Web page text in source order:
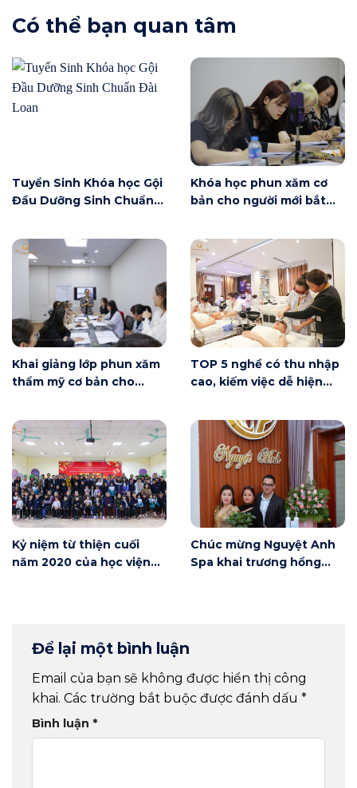
Có thể bạn quan tâm
Tuyển Sinh Khóa học Gội
Đầu Dưỡng Sinh Chuẩn
Khóa học phun xăm cơ
bản cho người mới bắt
có gì?
Khai giảng lớp phun xăm
thẩm mỹ cơ bản cho
Nội
TOP 5 nghề có thu nhập
cao, kiếm việc dễ hiện
Kỷ niệm từ thiện cuối
năm 2020 của học viện
Chúc mừng Nguyệt Anh
Spa khai trương hồng
Để lại một bình luận
Email của bạn sẽ không được hiển thị công
khai. Các trường bắt buộc được đánh dấu *
Bình luận *